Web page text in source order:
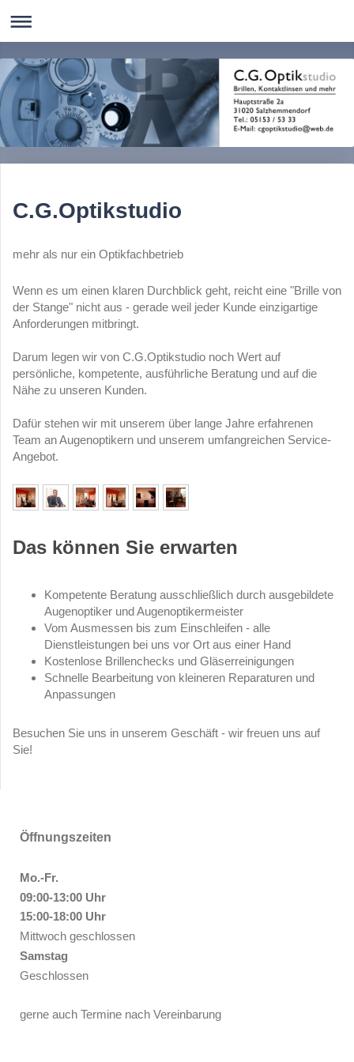
C.G.Optikstudio
mehr als nur ein Optikfachbetrieb
Wenn es um einen klaren Durchblick geht, reicht eine "Brille von
der Stange" nicht aus - gerade weil jeder Kunde einzigartige
Anforderungen mitbringt.
Darum legen wir von C.G.Optikstudio noch Wert auf
persönliche, kompetente, ausführliche Beratung und auf die
Nähe zu unseren Kunden.
Dafür stehen wir mit unserem über lange Jahre erfahrenen
Team an Augenoptikern und unserem umfangreichen Service-
Angebot.
Das können Sie erwarten
Kompetente Beratung ausschließlich durch ausgebildete
Augenoptiker und Augenoptikermeister
Vom Ausmessen bis zum Einschleifen - alle
Dienstleistungen bei uns vor Ort aus einer Hand
Kostenlose Brillenchecks und Gläserreinigungen
Schnelle Bearbeitung von kleineren Reparaturen und
Anpassungen
Besuchen Sie uns in unserem Geschäft - wir freuen uns auf
Sie!
Öffnungszeiten
Mo.-Fr.
09:00-13:00 Uhr
15:00-18:00 Uhr
Mittwoch geschlossen
Samstag
Geschlossen
gerne auch Termine nach Vereinbarung